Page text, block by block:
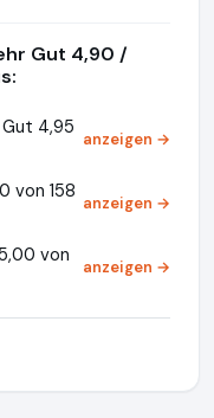
Gut 4,90 /
4,95 anzeigen →
von 158 anzeigen →
von
anzeigen →